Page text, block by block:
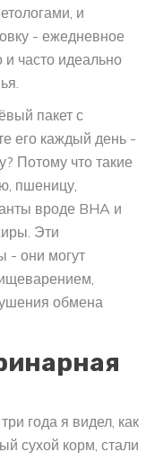
и
- ежедневное
и часто идеально
пакет с
его каждый день -
Потому что такие
пшеницу,
вроде BHA и
Эти
- они могут
обмена
года я видел, как
сухой корм, стали